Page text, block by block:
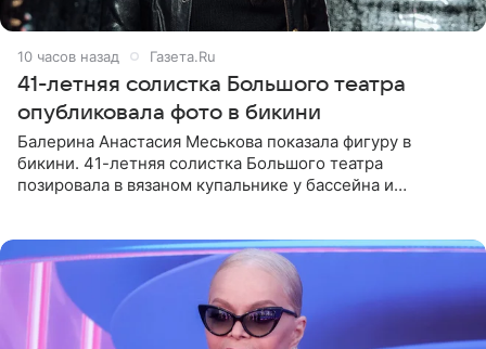
10 часов назад Газета.Ru
41-летняя солистка Большого театра
опубликовала фото в бикини
Балерина Анастасия Меськова показала фигуру в
бикини. 41-летняя солистка Большого театра
позировала в вязаном купальнике у бассейна и